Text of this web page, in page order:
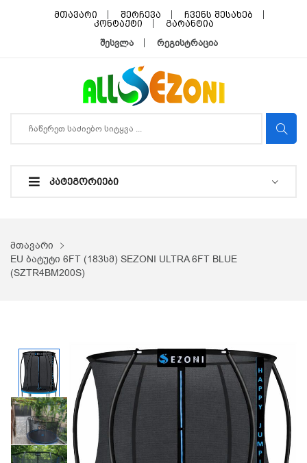
მთავარი შერჩევა
ჩვენს შესახებ
კონტაქტი
გარანტია
შესვლა რეგისტრაცია
ᲙᲐᲢᲔᲒᲝᲠᲘᲔᲑᲘ
მთავარი
EU ბატუტი 6FT (183სმ) SEZONI ULTRA 6FT BLUE
(SZTR4BM200S)